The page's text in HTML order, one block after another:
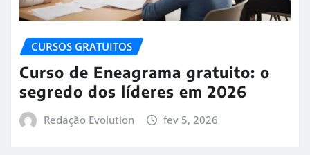
CURSOS GRATUITOS
Curso de Eneagrama gratuito: o
segredo dos líderes em 2026
Redação Evolution fev 5, 2026